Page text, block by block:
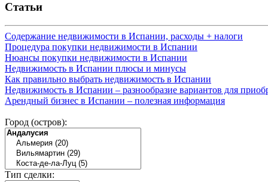
Статьи
Содержание недвижимости в Испании, расходы + налоги
Процедура покупки недвижимости в Испании
Нюансы покупки недвижимости в Испании
Недвижимость в Испании плюсы и минусы
Как правильно выбрать недвижимость в Испании
Недвижимость в Испании – разнообразие вариантов для
Арендный бизнес в Испании – полезная информация
Город (остров):
Тип сделки: